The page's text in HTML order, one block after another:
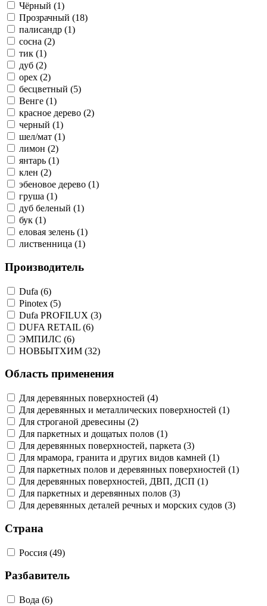
Чёрный (1)
Прозрачный (18)
палисандр (1)
сосна (2)
тик (1)
дуб (2)
орех (2)
бесцветный (5)
Венге (1)
красное дерево (2)
черный (1)
шел/мат (1)
лимон (2)
янтарь (1)
клен (2)
эбеновое дерево (1)
груша (1)
дуб беленый (1)
бук (1)
еловая зелень (1)
лиственница (1)
Производитель
Dufa (6)
Pinotex (5)
Dufa PROFILUX (3)
DUFA RETAIL (6)
ЭМПИЛС (6)
НОВБЫТХИМ (32)
Область применения
Для деревянных поверхностей (4)
Для деревянных и металлических поверхностей (1)
Для строганой древесины (2)
Для паркетных и дощатых полов (1)
Для деревянных поверхностей, паркета (3)
Для мрамора, гранита и других видов камней (1)
Для паркетных полов и деревянных поверхностей (1)
Для деревянных поверхностей, ДВП, ДСП (1)
Для паркетных и деревянных полов (3)
Для деревянных деталей речных и морских судов (3)
Страна
Россия (49)
Разбавитель
Вода (6)